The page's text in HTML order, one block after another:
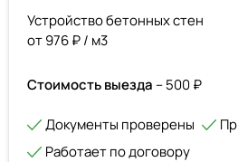
Устройство бетонных стен
от 976 ₽ / м3
Стоимость выезда – 500 ₽
Документы проверены
Работает по договору